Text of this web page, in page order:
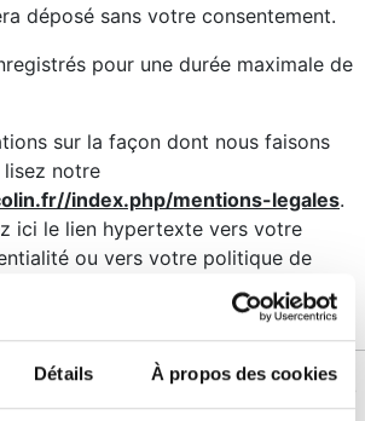
Détails À propos des cookies
déposé sans votre consentement.
pour une durée maximale de
sur la façon dont nous faisons
lisez notre
index.php/mentions-legales.
ici le lien hypertexte vers votre
ou vers votre politique de
une (c'est le cas si vous utilisez
et attribution de